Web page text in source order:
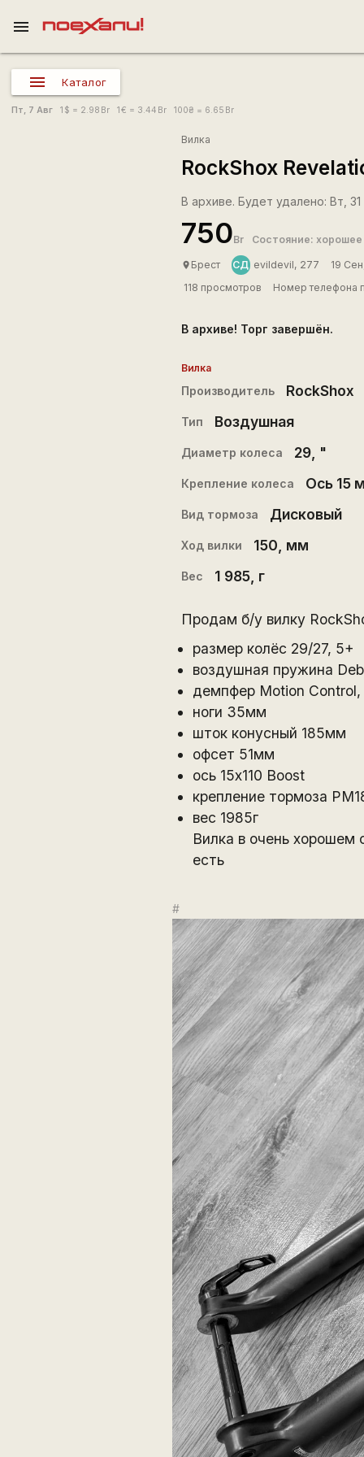
menu
Каталог
Пт, 7 Авг 1 $ = 2.98 Br 1€ = 3.44 Br 100₴ = 6.65 Br
Вилка
RockShox
В архиве. Будет удалено: Вт,
750Br Состояние: хорошее
place Брест СД evildevil, 277
19
118 просмотров
Номер телефона
В архиве! Торг завершён.
Вилка
Производитель RockShox
Тип Воздушная
Диаметр колеса 29, "
Крепление колеса Ось 15
Вид тормоза Дисковый
Ход вилки 150 , мм
Вес 1 985, г
Продам б/у вилку
размер колёс 29/27, 5+
воздушная пружина
демпфер Motion Control,
ноги 35мм
шток конусный 185мм
офсет 51мм
ось 15х110 Boost
крепление тормоза
вес 1985г
Вилка в очень хорошем
есть
#